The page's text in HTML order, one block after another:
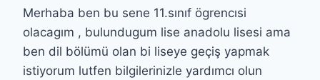
Merhaba ben bu sene 11.sınıf ögrencısi
olacagım , bulundugum lise anadolu lisesi ama
ben dil bölümü olan bi liseye geçiş yapmak
istiyorum lutfen bilgilerinizle yardımcı olun